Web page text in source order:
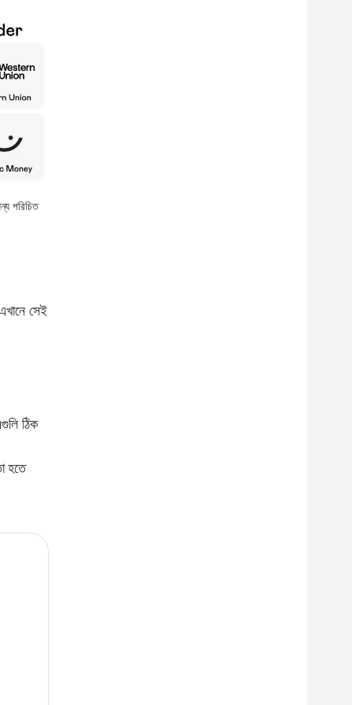
পরিচিত
সেই
ঠিক
হতে